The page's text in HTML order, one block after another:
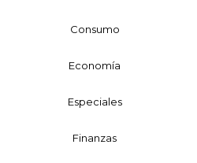
Consumo
Economía
Especiales
Finanzas